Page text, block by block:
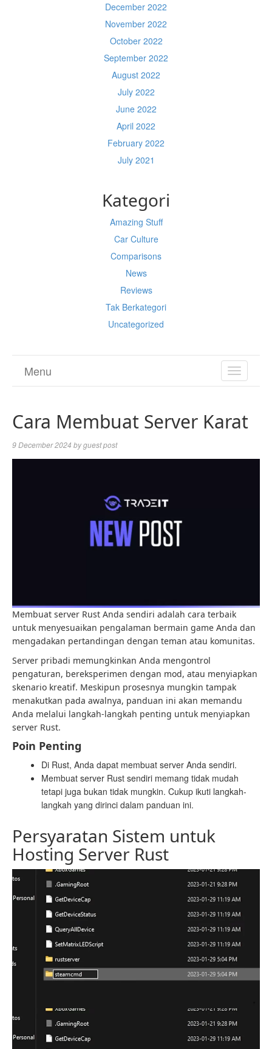
December 2022
November 2022
October 2022
September 2022
August 2022
July 2022
June 2022
April 2022
February 2022
July 2021
Kategori
Amazing Stuff
Car Culture
Comparisons
News
Reviews
Tak Berkategori
Uncategorized
TOGGLE
Menu
Cara Membuat Server Karat
9 December 2024 byguest post
Membuat server Rust Anda sendiri adalah cara terbaik
untuk menyesuaikan pengalaman bermain game Anda dan
mengadakan pertandingan dengan teman atau komunitas.
Server pribadi memungkinkan Anda mengontrol
pengaturan, bereksperimen dengan mod, atau menyiapkan
skenario kreatif. Meskipun prosesnya mungkin tampak
menakutkan pada awalnya, panduan ini akan memandu
Anda melalui langkah-langkah penting untuk menyiapkan
server Rust.
Poin Penting
Di Rust, Anda dapat membuat server Anda sendiri.
Membuat server Rust sendiri memang tidak mudah
tetapi juga bukan tidak mungkin. Cukup ikuti langkah-
langkah yang dirinci dalam panduan ini.
Persyaratan Sistem untuk
Hosting Server Rust